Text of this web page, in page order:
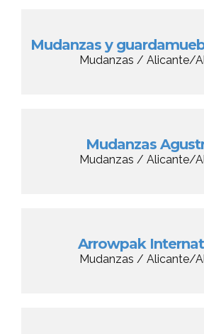
Mudanzas y
Mudanzas / Alicante/
Mudanzas
Mudanzas / Alicante/
Arrowpak
Mudanzas / Alicante/